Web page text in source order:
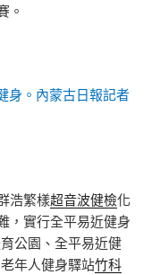
。
身。內蒙古日報記者
浩繁樣超音波健檢化
，實行全平易近健身
公園、全平易近健
年人健身驛站竹科